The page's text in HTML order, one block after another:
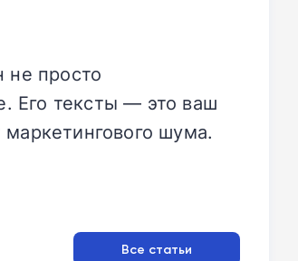
не просто
Его тексты — это ваш
шума.
Все статьи